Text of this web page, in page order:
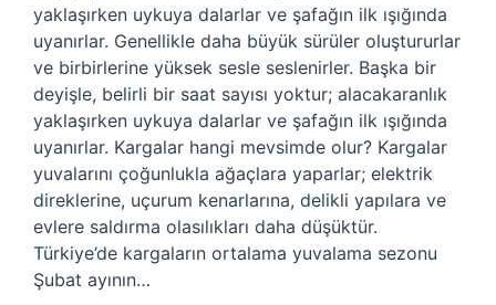
yaklaşırken uykuya dalarlar ve şafağın ilk ışığında
uyanırlar. Genellikle daha büyük sürüler oluştururlar
ve birbirlerine yüksek sesle seslenirler. Başka bir
deyişle, belirli bir saat sayısı yoktur; alacakaranlık
yaklaşırken uykuya dalarlar ve şafağın ilk ışığında
uyanırlar. Kargalar hangi mevsimde olur? Kargalar
yuvalarını çoğunlukla ağaçlara yaparlar; elektrik
direklerine, uçurum kenarlarına, delikli yapılara ve
evlere saldırma olasılıkları daha düşüktür.
Türkiye’de kargaların ortalama yuvalama sezonu
Şubat ayının…